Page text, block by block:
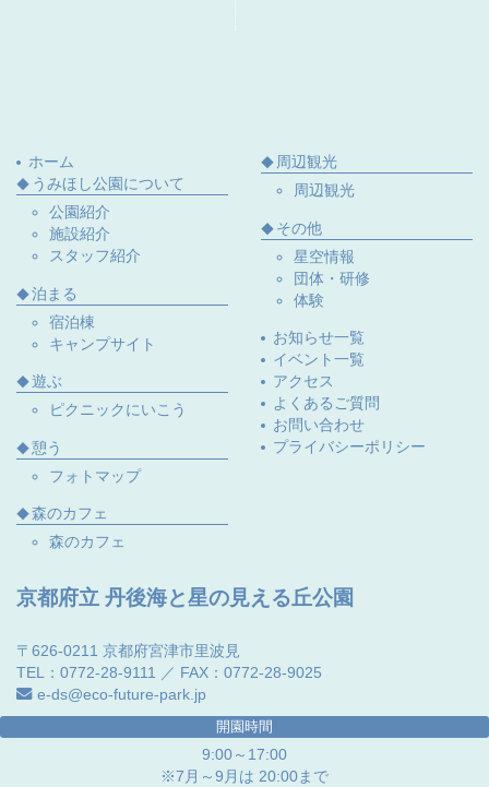
ホーム
うみほし公園について
公園紹介
施設紹介
スタッフ紹介
泊まる
宿泊棟
キャンプサイト
遊ぶ
ピクニックにいこう
憩う
フォトマップ
森のカフェ
森のカフェ
周辺観光
周辺観光
その他
星空情報
団体・研修
体験
お知らせ一覧
イベント一覧
アクセス
よくあるご質問
お問い合わせ
プライバシーポリシー
京都府立 丹後海と星の見える丘公園
〒626-0211 京都府宮津市里波見
TEL：0772-28-9111 ／ FAX：0772-28-9025
e-ds@eco-future-park.jp
開園時間
9:00～17:00
※7月～9月は 20:00まで